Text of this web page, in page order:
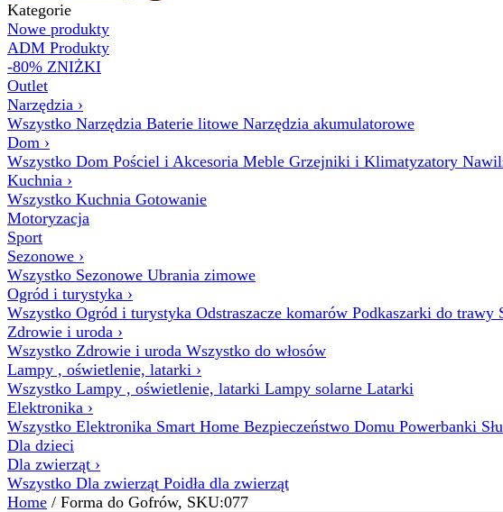
Kategorie
Nowe produkty
ADM Produkty
-80% ZNIŻKI
Outlet
Narzędzia ›
Wszystko Narzędzia Baterie litowe Narzędzia akumulatorowe
Dom ›
Wszystko Dom Pościel i Akcesoria Meble Grzejniki i Klimatyzatory
Kuchnia ›
Wszystko Kuchnia Gotowanie
Motoryzacja
Sport
Sezonowe ›
Wszystko Sezonowe Ubrania zimowe
Ogród i turystyka ›
Wszystko Ogród i turystyka Odstraszacze komarów Podkaszarki do trawy
Zdrowie i uroda ›
Wszystko Zdrowie i uroda Wszystko do włosów
Lampy , oświetlenie, latarki ›
Wszystko Lampy , oświetlenie, latarki Lampy solarne Latarki
Elektronika ›
Wszystko Elektronika Smart Home Bezpieczeństwo Domu Powerbanki
Dla dzieci
Dla zwierząt ›
Wszystko Dla zwierząt Poidła dla zwierząt
Home / Forma do Gofrów, SKU:077